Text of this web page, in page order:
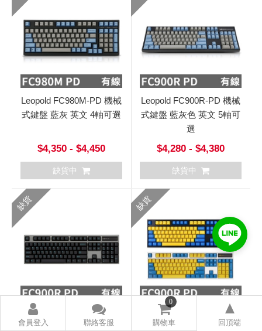
Leopold FC980M-PD 機械
式鍵盤 藍灰 英文 4軸可選
$4,350 - $4,450
缺貨中
Leopold FC900R-PD 機械
式鍵盤 藍灰色 英文 5軸可
選
$4,280 - $4,380
缺貨中
缺貨
Leopold FC900R-PD 機械
式鍵盤 灰殼 黑青字 英文 5
缺貨
Leopold FC900R-PD 機械
式鍵盤 黑殼 白殼 黃藍色
0